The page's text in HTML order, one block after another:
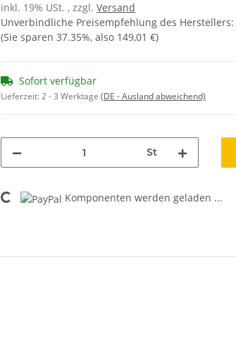
inkl. 19% USt. , zzgl. Versand
Unverbindliche Preisempfehlung des Herstellers:
(Sie sparen 37.35%, also 149,01 €)
Sofort verfügbar
Lieferzeit:2 - 3 Werktage (DE - Ausland abweichend)
St
Loading... Komponenten werden geladen ...